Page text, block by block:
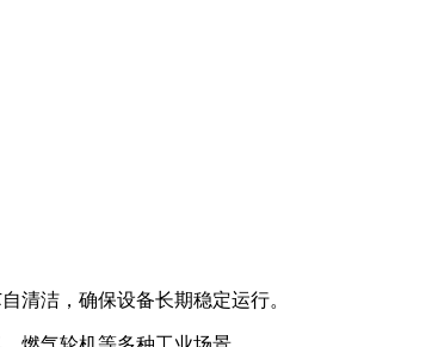
清洁，确保设备长期稳定运行。